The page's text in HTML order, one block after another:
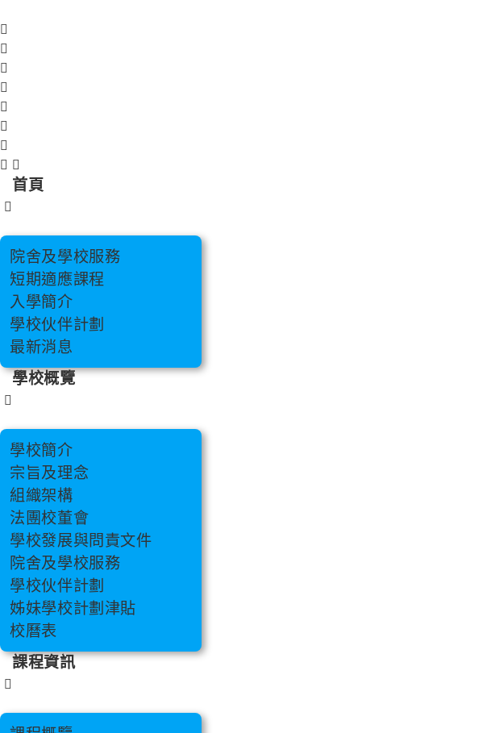
至
主
要
內
容
首頁
院舍及學校服務
短期適應課程
入學簡介
學校伙伴計劃
最新消息
學校概覽
學校簡介
宗旨及理念
組織架構
法團校董會
學校發展與問責文件
院舍及學校服務
學校伙伴計劃
姊妹學校計劃津貼
校曆表
課程資訊